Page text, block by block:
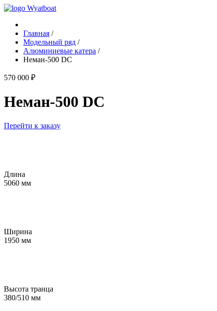
Главная /
Модельный ряд /
Алюминиевые катера /
Неман-500 DC
570 000 ₽
Неман-500 DC
Перейти к заказу
Длина
5060 мм
Ширина
1950 мм
Высота транца
380/510 мм